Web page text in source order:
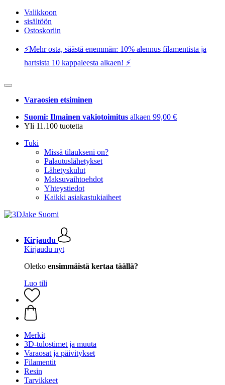
Valikkoon
sisältöön
Ostoskoriin
⚡️Mehr osta, säästä enemmän: 10% alennus filamentista ja
hartsista 10 kappaleesta alkaen! ⚡️
Varaosien etsiminen
Suomi: Ilmainen vakiotoimitus alkaen 99,00 €
Yli 11.100 tuotetta
Tuki
Missä tilaukseni on?
Palautuslähetykset
Lähetyskulut
Maksuvaihtoehdot
Yhteystiedot
Kaikki asiakastukiaiheet
Kirjaudu
Kirjaudu nyt
Oletko ensimmäistä kertaa täällä?
Luo tili
Merkit
3D-tulostimet ja muuta
Varaosat ja päivitykset
Filamentit
Resin
Tarvikkeet